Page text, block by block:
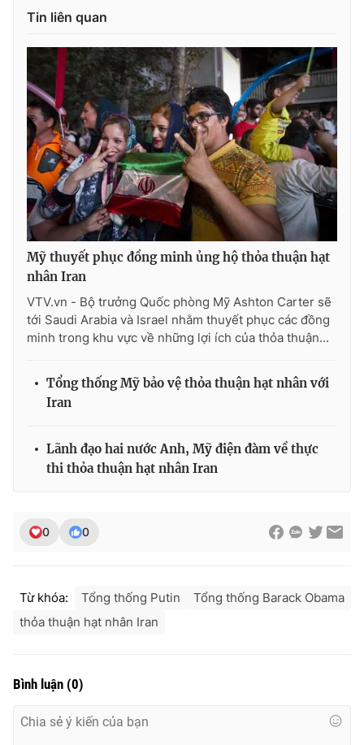
Tư vấn
Lịch phát sóng
Chuyên mục khác
Emagazine Podcast
Photo Infographic
Video Shorts video
VTV Money VTV Thể thao
VTV Sức khoẻ Bất động sản
Thị trường 24h Tấm lòng Việt
VTV4
VTV9 VTV8
Cơ quan báo chí:Thời báo VTV
Tin liên quan
Mỹ thuyết phục đồng minh ủng hộ thỏa thuận hạt
nhân Iran
VTV.vn - Bộ trưởng Quốc phòng Mỹ Ashton Carter sẽ
tới Saudi Arabia và Israel nhằm thuyết phục các đồng
minh trong khu vực về những lợi ích của thỏa thuận...
Tổng thống Mỹ bảo vệ thỏa thuận hạt nhân với
Iran
Lãnh đạo hai nước Anh, Mỹ điện đàm về thực
thi thỏa thuận hạt nhân Iran
0 0
Từ khóa: Tổng thống Putin
Tổng thống Barack Obama
thỏa thuận hạt nhân Iran
Bình luận (0)